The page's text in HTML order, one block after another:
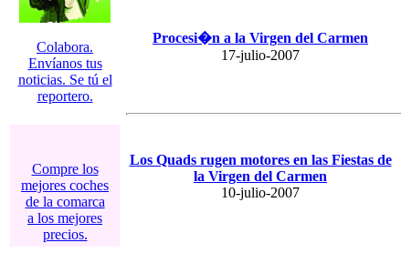
Colabora.
Envíanos tus
noticias. Se tú el
reportero.
Compre los
mejores coches
de la comarca
a los mejores
precios.
Procesi�n a la Virgen del Carmen
17-julio-2007
Los Quads rugen motores en las Fiestas de
la Virgen del Carmen
10-julio-2007